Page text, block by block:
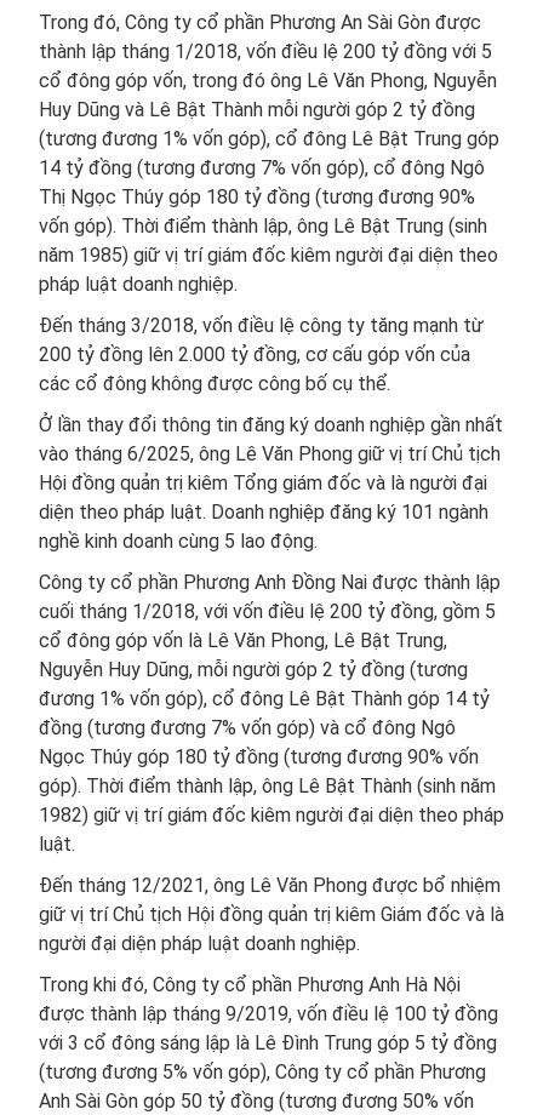
Trong đó, Công ty cổ phần Phương An Sài Gòn được
thành lập tháng 1/2018, vốn điều lệ 200 tỷ đồng với 5
cổ đông góp vốn, trong đó ông Lê Văn Phong, Nguyễn
Huy Dũng và Lê Bật Thành mỗi người góp 2 tỷ đồng
(tương đương 1% vốn góp), cổ đông Lê Bật Trung góp
14 tỷ đồng (tương đương 7% vốn góp), cổ đông Ngô
Thị Ngọc Thúy góp 180 tỷ đồng (tương đương 90%
vốn góp). Thời điểm thành lập, ông Lê Bật Trung (sinh
năm 1985) giữ vị trí giám đốc kiêm người đại diện theo
pháp luật doanh nghiệp.
Đến tháng 3/2018, vốn điều lệ công ty tăng mạnh từ
200 tỷ đồng lên 2.000 tỷ đồng, cơ cấu góp vốn của
các cổ đông không được công bố cụ thể.
Ở lần thay đổi thông tin đăng ký doanh nghiệp gần nhất
vào tháng 6/2025, ông Lê Văn Phong giữ vị trí Chủ tịch
Hội đồng quản trị kiêm Tổng giám đốc và là người đại
diện theo pháp luật. Doanh nghiệp đăng ký 101 ngành
nghề kinh doanh cùng 5 lao động.
Công ty cổ phần Phương Anh Đồng Nai được thành lập
cuối tháng 1/2018, với vốn điều lệ 200 tỷ đồng, gồm 5
cổ đông góp vốn là Lê Văn Phong, Lê Bật Trung,
Nguyễn Huy Dũng, mỗi người góp 2 tỷ đồng (tương
đương 1% vốn góp), cổ đông Lê Bật Thành góp 14 tỷ
đồng (tương đương 7% vốn góp) và cổ đông Ngô
Ngọc Thúy góp 180 tỷ đồng (tương đương 90% vốn
góp). Thời điểm thành lập, ông Lê Bật Thành (sinh năm
1982) giữ vị trí giám đốc kiêm người đại diện theo pháp
luật.
Đến tháng 12/2021, ông Lê Văn Phong được bổ nhiệm
giữ vị trí Chủ tịch Hội đồng quản trị kiêm Giám đốc và là
người đại diện pháp luật doanh nghiệp.
Trong khi đó, Công ty cổ phần Phương Anh Hà Nội
được thành lập tháng 9/2019, vốn điều lệ 100 tỷ đồng
với 3 cổ đông sáng lập là Lê Đình Trung góp 5 tỷ đồng
(tương đương 5% vốn góp), Công ty cổ phần Phương
Anh Sài Gòn góp 50 tỷ đồng (tương đương 50% vốn